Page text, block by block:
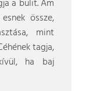
a bulit. Ám
össze,
mint
tagja,
ha baj